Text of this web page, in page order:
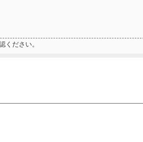
ください。